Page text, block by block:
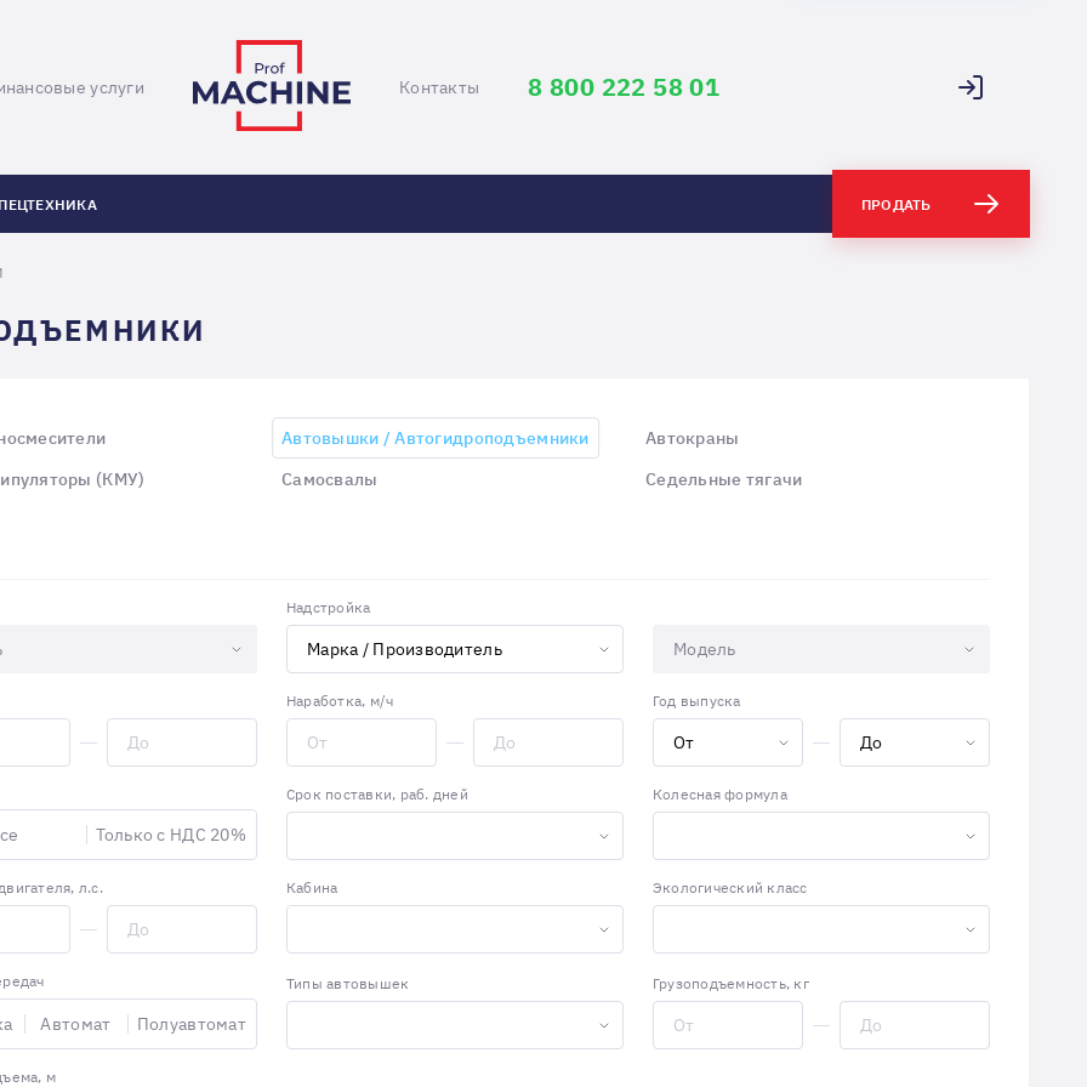
услуги Контакты 8 800 222 58 01
ПРОДАТЬ
Автовышки / Автогидроподъемники
Автокраны
(КМУ)
Самосвалы Седельные тягачи
Надстройка
Модель
Наработка, м/ч Год выпуска
Только с НДС 20%
Срок поставки, раб. дней Колесная формула
л.с. Кабина Экологический класс
Автомат Полуавтомат
Типы автовышек Грузоподъемность, кг
м